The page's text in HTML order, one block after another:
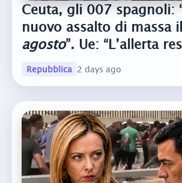
Ceuta, gli 007 spagnoli:
nuovo assalto di massa
agosto”. Ue: “L’allerta
Repubblica 2 days ago